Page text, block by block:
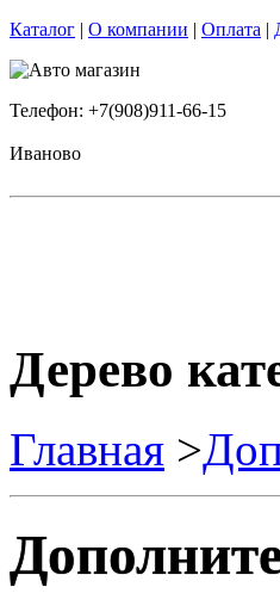
Каталог | О компании | Оплата |
Телефон: +7(908)911-66-15
Иваново
Дерево
Главная >